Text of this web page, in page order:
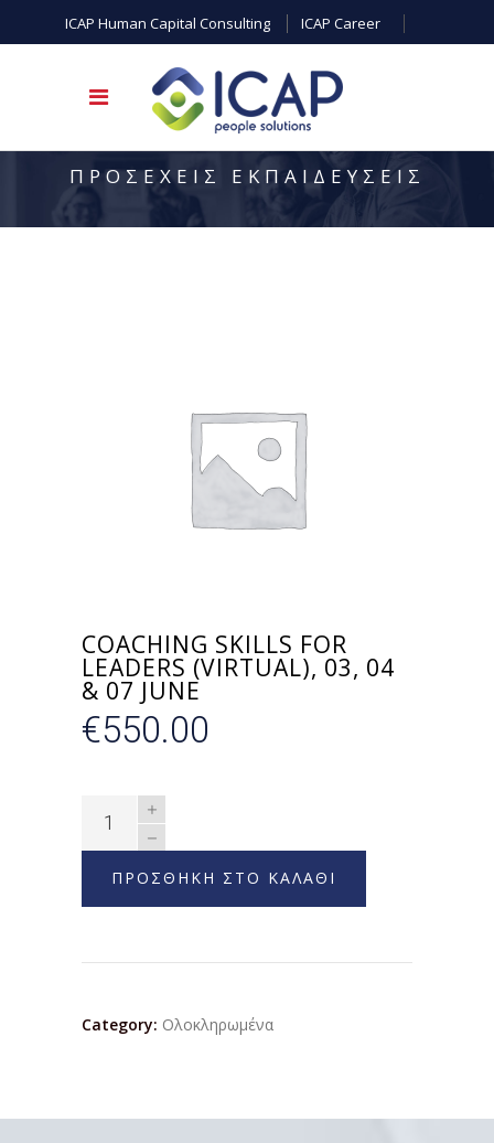
ICAP Human Capital Consulting ICAP Career
ΠΡΟΣΕΧΕΙΣ ΕΚΠΑΙΔΕΥΣΕΙΣ
COACHING SKILLS FOR
LEADERS (VIRTUAL), 03, 04
& 07 JUNE
€550.00
ΠΡΟΣΘΗΚΗ ΣΤΟ ΚΑΛΑΘΙ
Category: Ολοκληρωμένα